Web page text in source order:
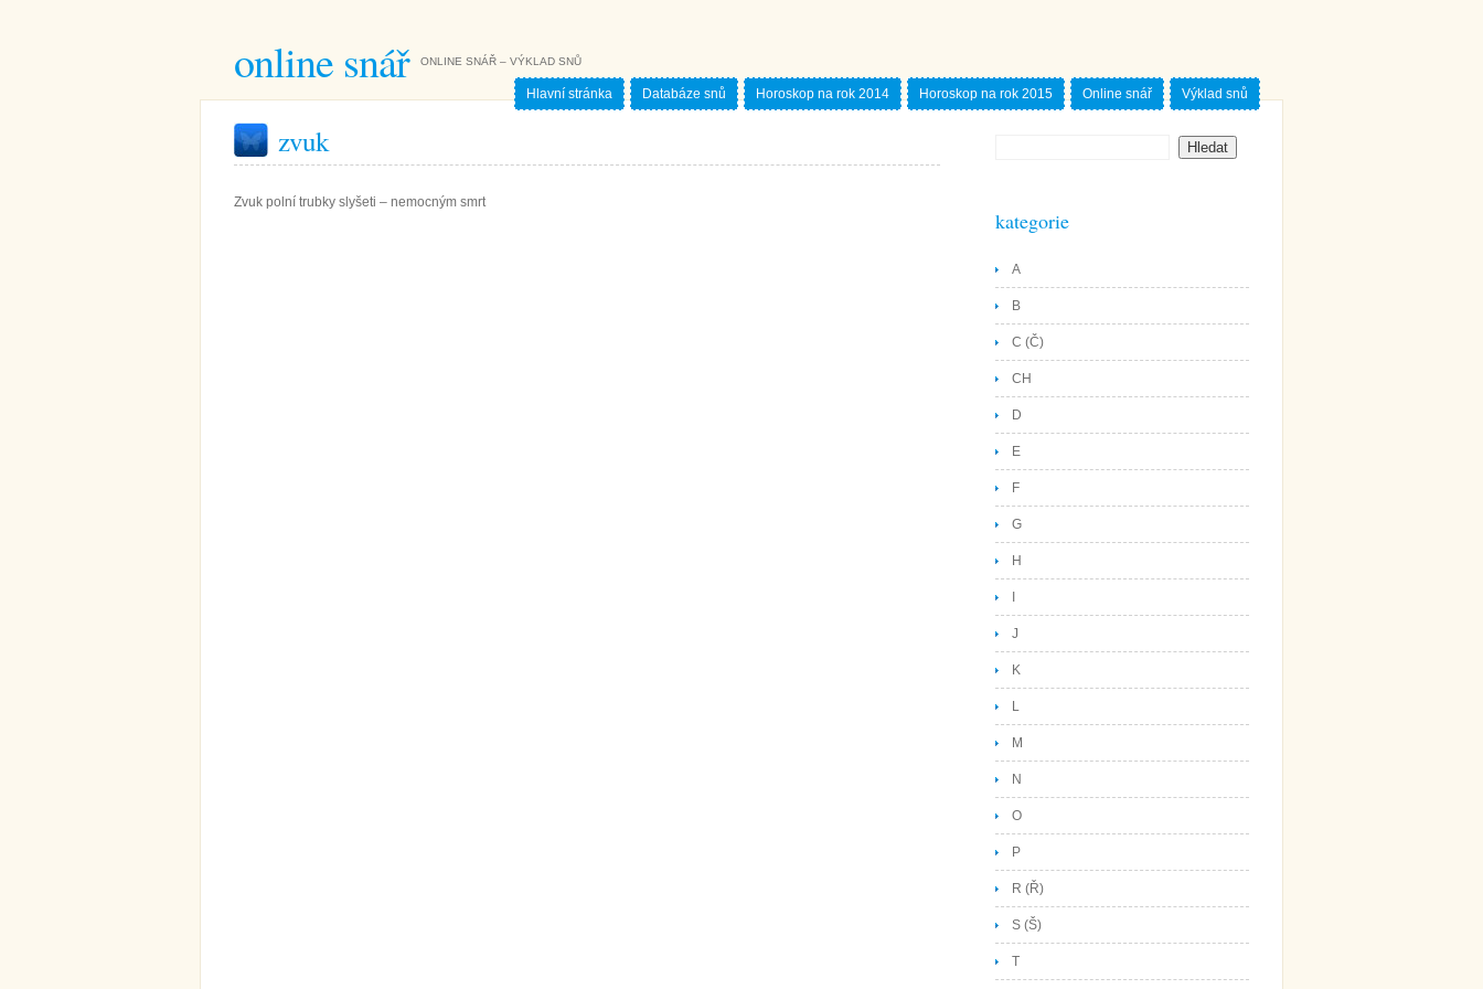
online snář ONLINE SNÁŘ – VÝKLAD SNŮ
Hlavní stránka Databáze snů Horoskop na rok 2014 Horoskop na rok 2015 Online snář Výklad snů
zvuk
Zvuk polní trubky slyšeti – nemocným smrt
kategorie
A
B
C (Č)
CH
D
E
F
G
H
J
K
L
M
N
O
P
R (Ř)
S (Š)
T